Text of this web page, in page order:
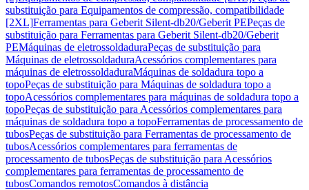
substituição para Equipamentos de compressão, compatibilidade
[2XL]Ferramentas para Geberit Silent-db20/Geberit PEPeças de
substituição para Ferramentas para Geberit Silent-db20/Geberit
PEMáquinas de eletrossoldaduraPeças de substituição para
Máquinas de eletrossoldaduraAcessórios complementares para
máquinas de eletrossoldaduraMáquinas de soldadura topo a
topoPeças de substituição para Máquinas de soldadura topo a
topoAcessórios complementares para máquinas de soldadura topo a
topoPeças de substituição para Acessórios complementares para
máquinas de soldadura topo a topoFerramentas de processamento de
tubosPeças de substituição para Ferramentas de processamento de
tubosAcessórios complementares para ferramentas de
processamento de tubosPeças de substituição para Acessórios
complementares para ferramentas de processamento de
tubosComandos remotosComandos à distância